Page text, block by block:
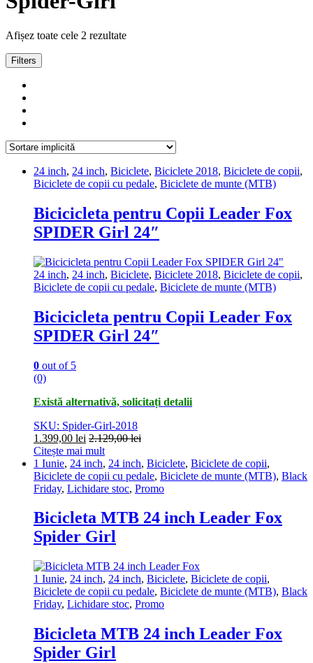
Afișez toate cele 2 rezultate
Filters
24 inch, 24 inch, Biciclete, Biciclete 2018, Biciclete de copii,
Biciclete de copii cu pedale, Biciclete de munte (MTB)
Bicicicleta pentru Copii Leader Fox
SPIDER Girl 24″
24 inch, 24 inch, Biciclete, Biciclete 2018, Biciclete de copii,
Biciclete de copii cu pedale, Biciclete de munte (MTB)
Bicicicleta pentru Copii Leader Fox
SPIDER Girl 24″
0 out of 5
(0)
Există alternativă, solicitați detalii
SKU: Spider-Girl-2018
1.399,00 lei 2.129,00lei
Citește mai mult
1 Iunie, 24 inch, 24 inch, Biciclete, Biciclete de copii,
Biciclete de copii cu pedale, Biciclete de munte (MTB), Black
Friday, Lichidare stoc, Promo
Bicicleta MTB 24 inch Leader Fox
Spider Girl
1 Iunie, 24 inch, 24 inch, Biciclete, Biciclete de copii,
Biciclete de copii cu pedale, Biciclete de munte (MTB), Black
Friday, Lichidare stoc, Promo
Bicicleta MTB 24 inch Leader Fox
Spider Girl